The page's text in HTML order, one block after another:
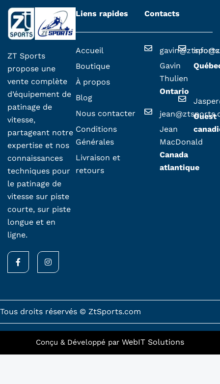
ZT Sports
propose une
vente complète
d’équipement de
patinage de
vitesse,
partageant notre
expertise et nos
connaissances
techniques pour
le patinage de
vitesse sur piste
courte, sur piste
longue et en
ligne.
F
a
o
k
-
f
I
n
r
a
m
Liens rapides
Accueil
Boutique
À propos
Blog
Nous contacter
Conditions
Générales
Livraison et
retours
Contacts
Gavin
Thulien
Ontario
Jean
MacDonald
Canada
atlantique
Ouest
Tous droits réservés © ZtSports.com
Conçu & Développé par WebIT Solutions